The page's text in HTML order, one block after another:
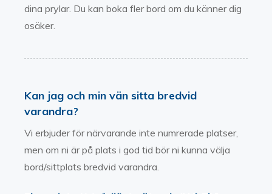
dina prylar. Du kan boka fler bord om du känner dig
osäker.
Kan jag och min vän sitta bredvid
varandra?
Vi erbjuder för närvarande inte numrerade platser,
men om ni är på plats i god tid bör ni kunna välja
bord/sittplats bredvid varandra.